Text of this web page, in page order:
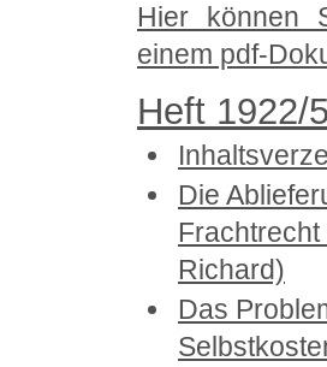
Hier können
einem pdf-
Heft 1922/
Die
Richard)
Das